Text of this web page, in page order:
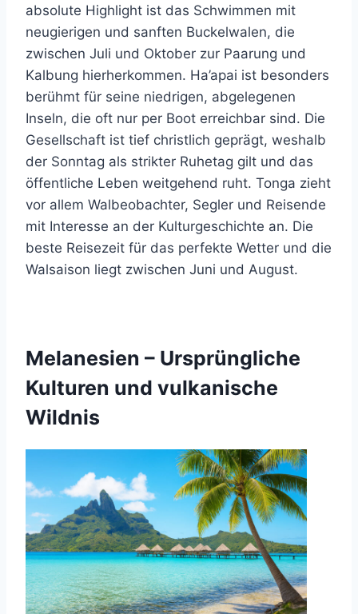
absolute Highlight ist das Schwimmen mit
neugierigen und sanften Buckelwalen, die
zwischen Juli und Oktober zur Paarung und
Kalbung hierherkommen. Ha’apai ist besonders
berühmt für seine niedrigen, abgelegenen
Inseln, die oft nur per Boot erreichbar sind. Die
Gesellschaft ist tief christlich geprägt, weshalb
der Sonntag als strikter Ruhetag gilt und das
öffentliche Leben weitgehend ruht. Tonga zieht
vor allem Walbeobachter, Segler und Reisende
mit Interesse an der Kulturgeschichte an. Die
beste Reisezeit für das perfekte Wetter und die
Walsaison liegt zwischen Juni und August.
Melanesien – Ursprüngliche
Kulturen und vulkanische
Wildnis